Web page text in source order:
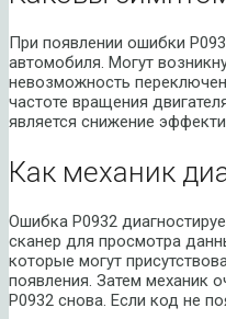
При появлении ошибки
автомобиля. Могут
невозможность
частоте вращения
является снижение
Как механик
Ошибка P0932
сканер для просмотра
которые могут
появления. Затем механик
P0932 снова. Если код не